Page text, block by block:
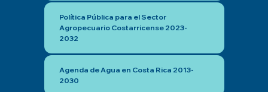
Política Pública para el Sector
Agropecuario Costarricense 2023-
2032
Agenda de Agua en Costa Rica 2013-
2030